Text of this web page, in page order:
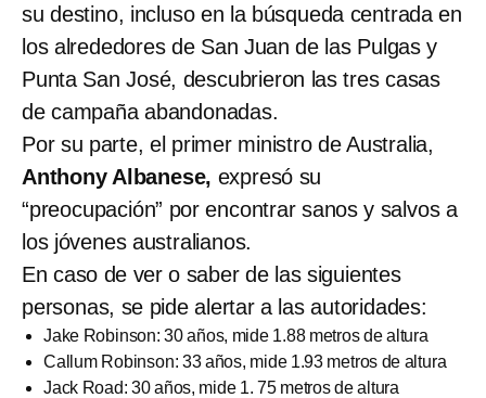
su destino, incluso en la búsqueda centrada en
los alrededores de San Juan de las Pulgas y
Punta San José, descubrieron las tres casas
de campaña abandonadas.
Por su parte, el primer ministro de Australia,
Anthony Albanese, expresó su
“preocupación” por encontrar sanos y salvos a
los jóvenes australianos.
En caso de ver o saber de las siguientes
personas, se pide alertar a las autoridades:
Jake Robinson: 30 años, mide 1.88 metros de altura
Callum Robinson: 33 años, mide 1.93 metros de altura
Jack Road: 30 años, mide 1. 75 metros de altura